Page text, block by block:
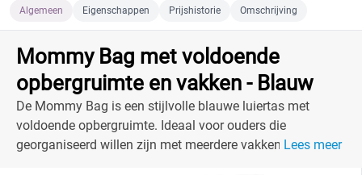
Algemeen Eigenschappen Prijshistorie Omschrijving
Mommy Bag met voldoende
opbergruimte en vakken - Blauw
De Mommy Bag is een stijlvolle blauwe luiertas met
voldoende opbergruimte. Ideaal voor ouders die
georganiseerd willen zijn met meerdere vakken enLees meer